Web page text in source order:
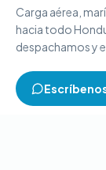
Carga aérea,
hacia todo
despachamos y